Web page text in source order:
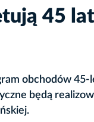
45
obchodów
będą